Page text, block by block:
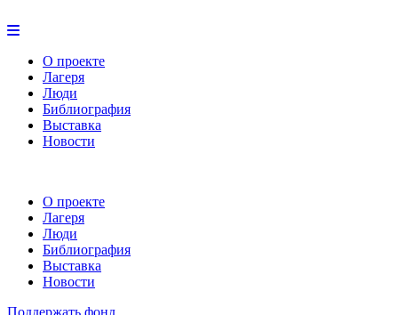
О проекте
Лагеря
Люди
Библиография
Выставка
Новости
О проекте
Лагеря
Люди
Библиография
Выставка
Новости
Поддержать фонд